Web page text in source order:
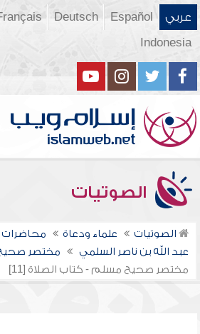
عربي Español
Deutsch
Indonesia
الصوتيات
الصوتيات علماء ودعاة
محاضرات
عبد الله بن ناصر السلمي
مختصر
مختصر صحيح مسلم - كتاب الصلاة [11]